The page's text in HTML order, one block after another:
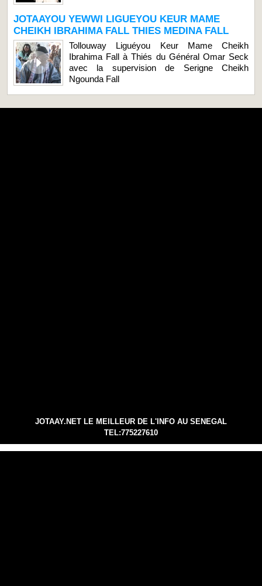
JOTAAYOU YEWWI LIGUEYOU KEUR MAME
CHEIKH IBRAHIMA FALL THIES MEDINA FALL
Tollouway Liguéyou Keur Mame Cheikh
Ibrahima Fall à Thiés du Général Omar Seck
avec la supervision de Serigne Cheikh
Ngounda Fall
JOTAAY.NET LE MEILLEUR DE L'INFO AU SENEGAL
TEL:775227610